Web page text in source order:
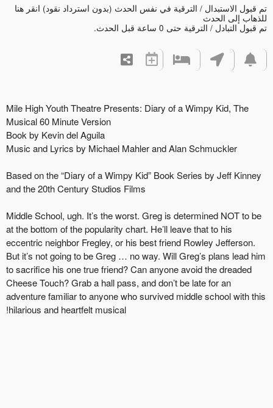
/ الترقية في نفس الحدث (بدون استرداد نقود)انقر هنا
الحدث
حتى 0 ساعة قبل الحدث.
Mile High Youth Theatre Presents: Diary of a Wimpy
Musical 60 Minute Version
Book by Kevin del Aguila
Music and Lyrics by Michael Mahler and Alan
Based on the “Diary of a Wimpy Kid” Book Series by
and the 20th Century Studios Films
Middle School, ugh. It’s the worst. Greg is determined
at the bottom of the popularity chart. He’ll leave that to
eccentric neighbor Fregley, or his best friend Rowley
But it’s not going to be Greg … no way. Will Greg’s
to sacrifice his one true friend? Can anyone avoid the
Cheese Touch? Grab a hall pass, and don’t be late for
adventure familiar to anyone who survived middle
hilarious and heartfelt musical!